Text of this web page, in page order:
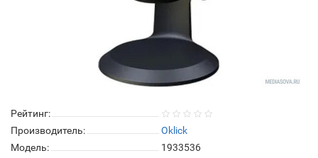
Рейтинг:
Производитель:
Oklick
Модель:
1933536